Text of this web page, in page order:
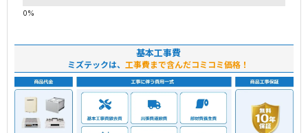
基本工事費
ミズテックは、 工事費まで含んだコミコミ価格！